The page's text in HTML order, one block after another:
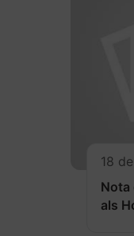
18
Nota
als